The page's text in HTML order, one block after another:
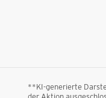
**KI-generierte